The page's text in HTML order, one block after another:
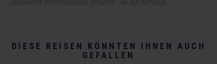
Detaillierte Informationen erhalten Sie auf Anfrage.
DIESE REISEN KÖNNTEN IHNEN AUCH
GEFALLEN